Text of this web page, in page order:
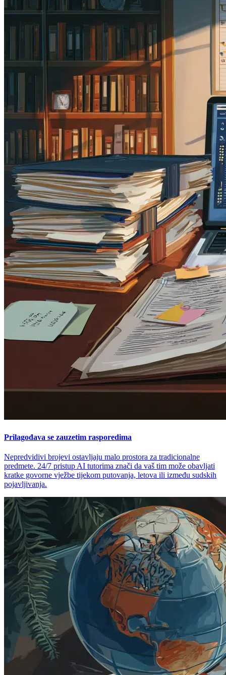
Prilagođava se zauzetim rasporedima
Nepredvidivi brojevi ostavljaju malo prostora za tradicionalne
predmete. 24/7 pristup AI tutorima znači da vaš tim može obavljati
kratke govorne vježbe tijekom putovanja, letova ili između sudskih
pojavljivanja.